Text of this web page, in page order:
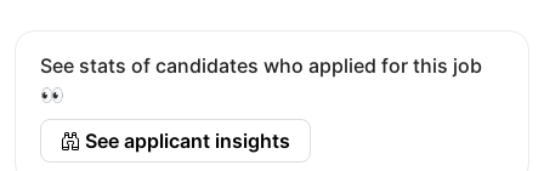
See stats of candidates who applied for this job
👀
See applicant insights